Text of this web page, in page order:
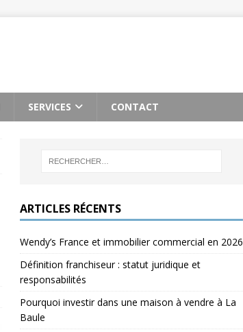
SERVICES CONTACT
ARTICLES RÉCENTS
Wendy’s France et immobilier commercial en 2026
Définition franchiseur : statut juridique et
responsabilités
Pourquoi investir dans une maison à vendre à La
Baule